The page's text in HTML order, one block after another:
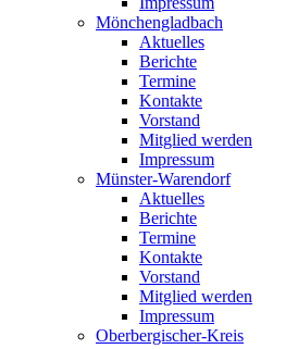
Mönchengladbach
Aktuelles
Berichte
Termine
Kontakte
Vorstand
Mitglied werden
Impressum
Münster-Warendorf
Aktuelles
Berichte
Termine
Kontakte
Vorstand
Mitglied werden
Impressum
Oberbergischer-Kreis